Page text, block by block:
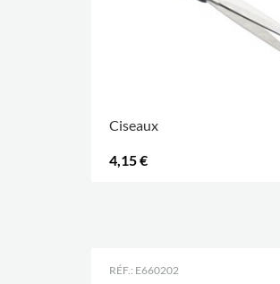
Ciseaux
4,15 €
RÉF.: E660202